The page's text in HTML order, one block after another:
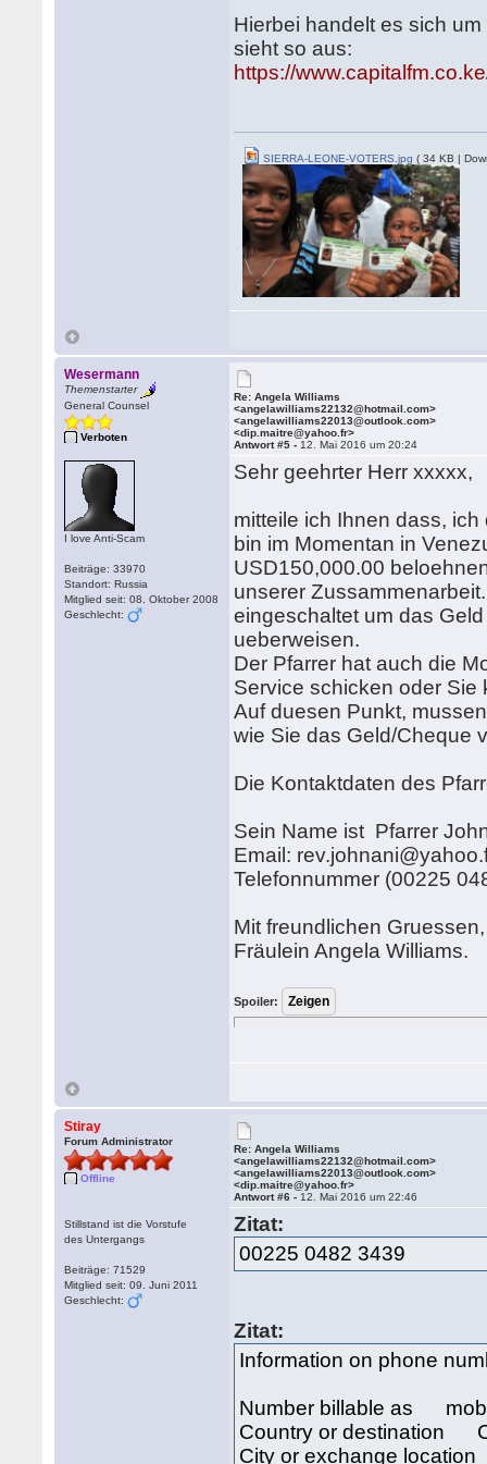
Hierbei handelt es sich
sieht so aus:
https://
SIERRA-LEONE-VOTERS.jpg ( 34 KB |
Wesermann
Themenstarter
General Counsel
Verboten
I love Anti-Scam
Beiträge: 33970
Standort: Russia
Mitglied seit: 08. Oktober 2008
Geschlecht:
Re: Angela Williams
<angelawilliams22132@hotmail.com>
<angelawilliams22013@outlook.com>
<dip.maitre@yahoo.fr>
Antwort #5 - 12. Mai 2016 um 20:24
Sehr geehrter Herr xxxxx,
mitteile ich Ihnen dass,
bin im Momentan in
USD150,000.00
unserer
eingeschaltet um das
ueberweisen.
Der Pfarrer hat auch die
Service schicken oder
Auf duesen Punkt,
wie Sie das Geld/Cheque
Die Kontaktdaten des
Sein Name ist Pfarrer
Email:
Telefonnummer (00225
Mit freundlichen
Fräulein Angela Williams.
Spoiler:
Stiray
Forum Administrator
Offline
Stillstand ist die Vorstufe
des Untergangs
Beiträge: 71529
Mitglied seit: 09. Juni 2011
Geschlecht:
Re: Angela Williams
<angelawilliams22132@hotmail.com>
<angelawilliams22013@outlook.com>
<dip.maitre@yahoo.fr>
Antwort #6 - 12. Mai 2016 um 22:46
Zitat:
00225 0482 3439
Zitat:
Information on phone
Number billable as
Country or destination
City or exchange